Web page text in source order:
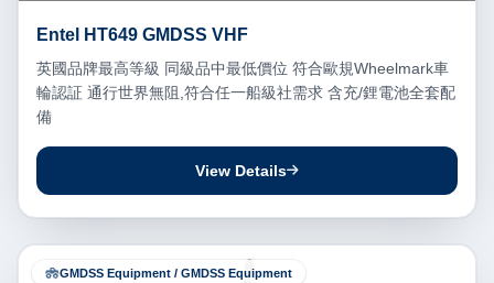
Entel HT649 GMDSS VHF
英國品牌最高等級 同級品中最低價位 符合歐規Wheelmark車
輪認証 通行世界無阻,符合任一船級社需求 含充/鋰電池全套配
備
View Details
GMDSS Equipment / GMDSS Equipment